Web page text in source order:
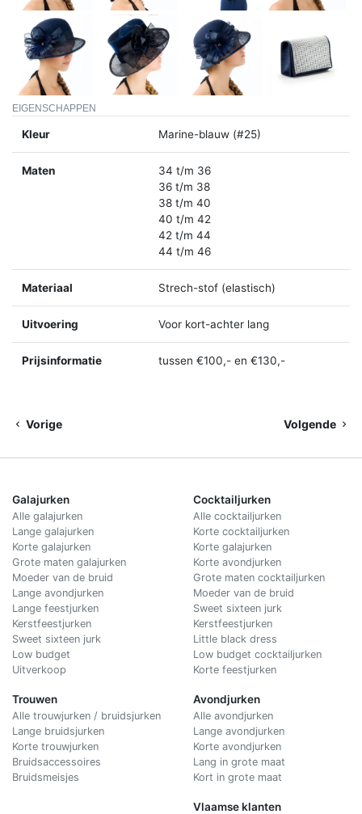
EIGENSCHAPPEN
Kleur Marine-blauw (#25)
Maten
34 t/m 36
36 t/m 38
38 t/m 40
40 t/m 42
42 t/m 44
44 t/m 46
Materiaal Strech-stof (elastisch)
Uitvoering Voor kort-achter lang
Prijsinformatie tussen €100,- en €130,-
Vorige Volgende
Galajurken
Alle galajurken
Lange galajurken
Korte galajurken
Grote maten galajurken
Moeder van de bruid
Lange avondjurken
Lange feestjurken
Kerstfeestjurken
Sweet sixteen jurk
Low budget
Uitverkoop
Trouwen
Alle trouwjurken / bruidsjurken
Lange bruidsjurken
Korte trouwjurken
Bruidsaccessoires
Bruidsmeisjes
Cocktailjurken
Alle cocktailjurken
Korte cocktailjurken
Korte galajurken
Korte avondjurken
Grote maten cocktailjurken
Moeder van de bruid
Sweet sixteen jurk
Kerstfeestjurken
Little black dress
Low budget cocktailjurken
Korte feestjurken
Avondjurken
Alle avondjurken
Lange avondjurken
Korte avondjurken
Lang in grote maat
Kort in grote maat
Vlaamse klanten